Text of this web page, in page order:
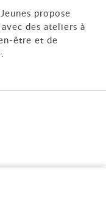
propose
des ateliers à
et de